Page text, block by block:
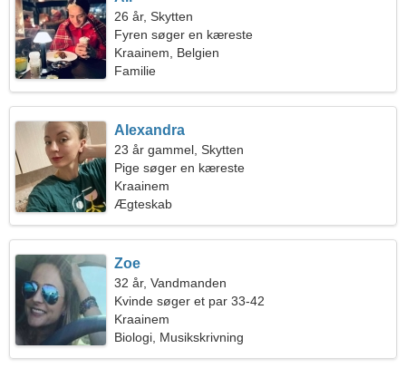
26 år, Skytten
Fyren søger en kæreste
Kraainem, Belgien
Familie
Alexandra
23 år gammel, Skytten
Pige søger en kæreste
Kraainem
Ægteskab
Zoe
32 år, Vandmanden
Kvinde søger et par 33-42
Kraainem
Biologi, Musikskrivning